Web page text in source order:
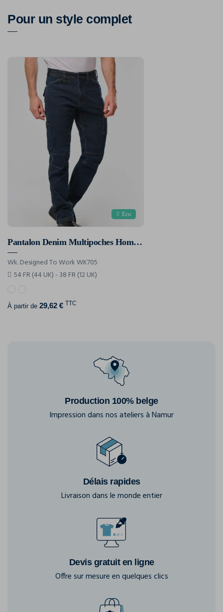
Pour un style complet
Eco
Pantalon Denim Multipoches Homme
Wk. Designed To Work WK705
54 FR (44 UK) - 38 FR (12 UK)
À partir de 29,62 € TTC
Production 100% belge
Impression dans nos ateliers à Namur
Délais rapides
Livraison dans le monde entier
Devis gratuit en ligne
Offre sur mesure en quelques clics